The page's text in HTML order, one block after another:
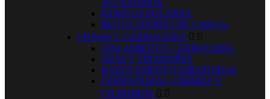
ACCESORIOS.
PANELES SOLARES.
REGULADORES DE CARGA.
CHASIS Y CARROCERIA  
AISLAMIENTO CARROCERIA
ASAS Y TIRADORES
BASES ASIENTO GIRATORIAS
CERRADURAS, CIERRES Y
CILINDROS  